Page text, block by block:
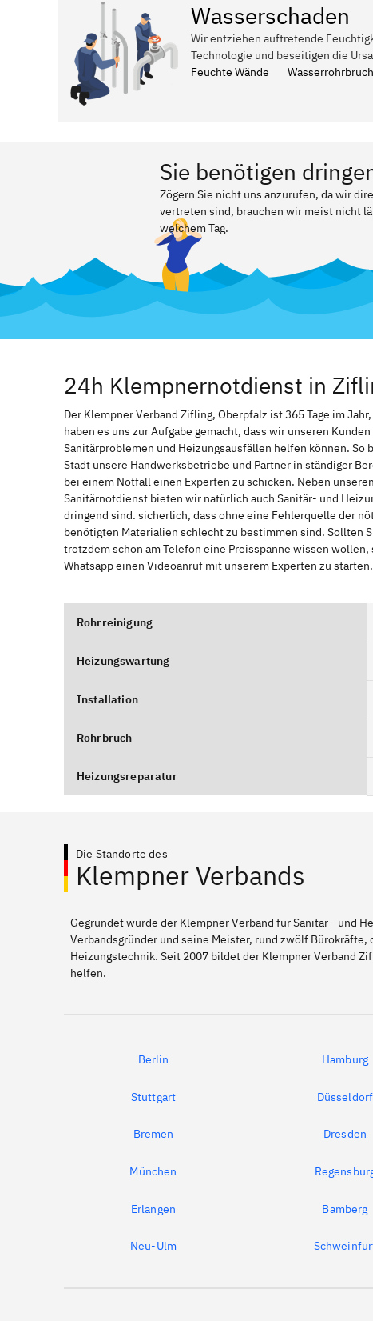
Wasserschaden
Wir entziehen auftretende
Technologie und beseitigen die
Feuchte Wände
Wasserrohrbruch
Sie benötigen
Zögern Sie nicht uns anzurufen, da wir
vertreten sind, brauchen wir meist nicht
welchem Tag.
24h Klempnernotdienst in
Der Klempner Verband Zifling, Oberpfalz ist 365 Tage im
haben es uns zur Aufgabe gemacht, dass wir unseren
Sanitärproblemen und Heizungsausfällen helfen können. So
Stadt unsere Handwerksbetriebe und Partner in ständiger
bei einem Notfall einen Experten zu schicken. Neben
Sanitärnotdienst bieten wir natürlich auch Sanitär- und
dringend sind. sicherlich, dass ohne eine Fehlerquelle der
benötigten Materialien schlecht zu bestimmen sind. Sollten
trotzdem schon am Telefon eine Preisspanne wissen
Whatsapp einen Videoanruf mit unserem Experten zu starten.
Rohrreinigung
Heizungswartung
Installation
Rohrbruch
Heizungsreparatur
Die Standorte des
Klempner Verbands
Gegründet wurde der Klempner Verband für Sanitär - und
Verbandsgründer und seine Meister, rund zwölf
Heizungstechnik. Seit 2007 bildet der Klempner Verband
helfen.
Berlin Hamburg
Stuttgart Düsseldorf
Bremen Dresden
München
Erlangen Bamberg
Neu-Ulm